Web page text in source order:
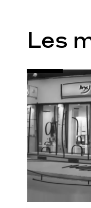
Les
Cosne-
Cours-
sur-
Loire
-
Saint
Jacques
-
Voir
la
fiche